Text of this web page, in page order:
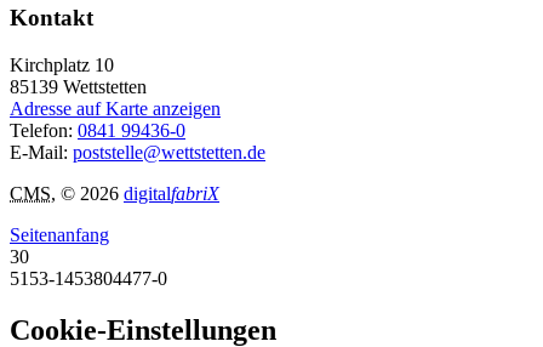
Kontakt
Kirchplatz 10
85139 Wettstetten
Adresse auf Karte anzeigen
Telefon: 0841 99436-0
E-Mail: poststelle@wettstetten.de
CMS, © 2026 digitalfabriX
Seitenanfang
30
5153-1453804477-0
Cookie-Einstellungen